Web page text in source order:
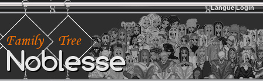
Noblesse
Langue Login